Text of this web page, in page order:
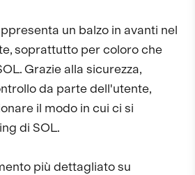
un balzo in avanti nel
soprattutto per coloro che
Grazie alla sicurezza,
da parte dell'utente,
il modo in cui ci si
di SOL.
più dettagliato su